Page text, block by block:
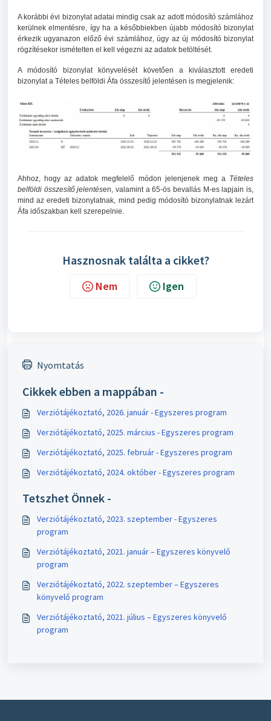
A korábbi évi bizonylat adatai mindig csak az adott módosító számlához
kerülnek elmentésre, így ha a későbbiekben újabb módosító bizonylat
érkezik ugyanazon előző évi számlához, úgy az új módosító bizonylat
rögzítésekor ismételten el kell végezni az adatok betöltését.
A módosító bizonylat könyvelését követően a kiválasztott eredeti
bizonylat a Tételes belföldi Áfa összesítő jelentésen is megjelenik:
Ahhoz, hogy az adatok megfelelő módon jelenjenek meg a Tételes
belföldi összesítő jelentésen, valamint a 65-ös bevallás M-es lapjain is,
mind az eredeti bizonylatnak, mind pedig módosító bizonylatnak lezárt
Áfa időszakban kell szerepelnie.
Hasznosnak találta a cikket?
Nem Igen
Nyomtatás
Cikkek ebben a mappában -
Verziótájékoztató, 2026. január - Egyszeres program
Verziótájékoztató, 2025. március - Egyszeres program
Verziótájékoztató, 2025. február - Egyszeres program
Verziótájékoztató, 2024. október - Egyszeres program
Tetszhet Önnek -
Verziótájékoztató, 2023. szeptember - Egyszeres
program
Verziótájékoztató, 2021. január – Egyszeres könyvelő
program
Verziótájékoztató, 2022. szeptember – Egyszeres
könyvelő program
Verziótájékoztató, 2021. július – Egyszeres könyvelő
program